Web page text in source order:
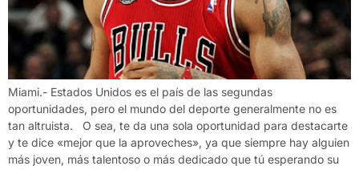
Miami.- Estados Unidos es el país de las segundas
oportunidades, pero el mundo del deporte generalmente no es
tan altruista. O sea, te da una sola oportunidad para destacarte
y te dice «mejor que la aproveches», ya que siempre hay alguien
más joven, más talentoso o más dedicado que tú esperando su